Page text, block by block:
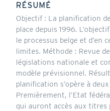
RÉSUMÉ
Objectif : La planification
place depuis 1996.
le processus belge et d’en
limites. Méthode : Revue
législations nationale et
modèle prévisionnel.
planification s’opère à
Premièrement, l’Etat
qui auront accès aux